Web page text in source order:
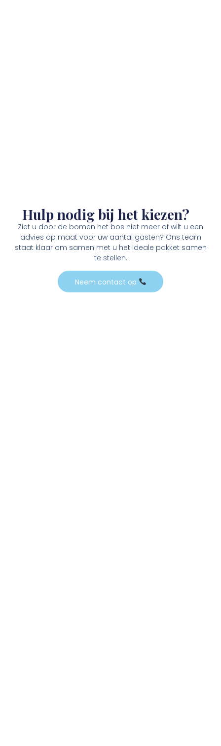
Hulp nodig bij het kiezen?
Ziet u door de bomen het bos niet meer of wilt u een
advies op maat voor uw aantal gasten? Ons team
staat klaar om samen met u het ideale pakket samen
te stellen.
Neem contact op